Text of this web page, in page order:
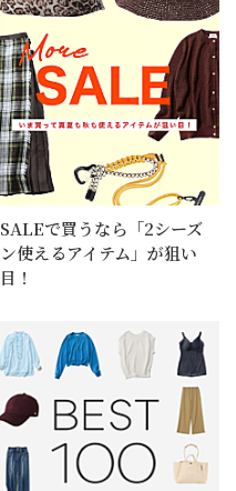
SALEで買うなら「2シーズ
ン使えるアイテム」が狙い
目！